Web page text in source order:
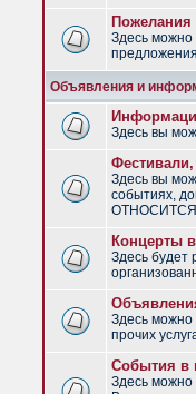
Пожелания
Здесь можно
Объявления и
Здесь вы
Здесь вы
событиях,
ОТНОСИТСЯ
Концерты
Здесь
Здесь можно
прочих
События в
Здесь можно